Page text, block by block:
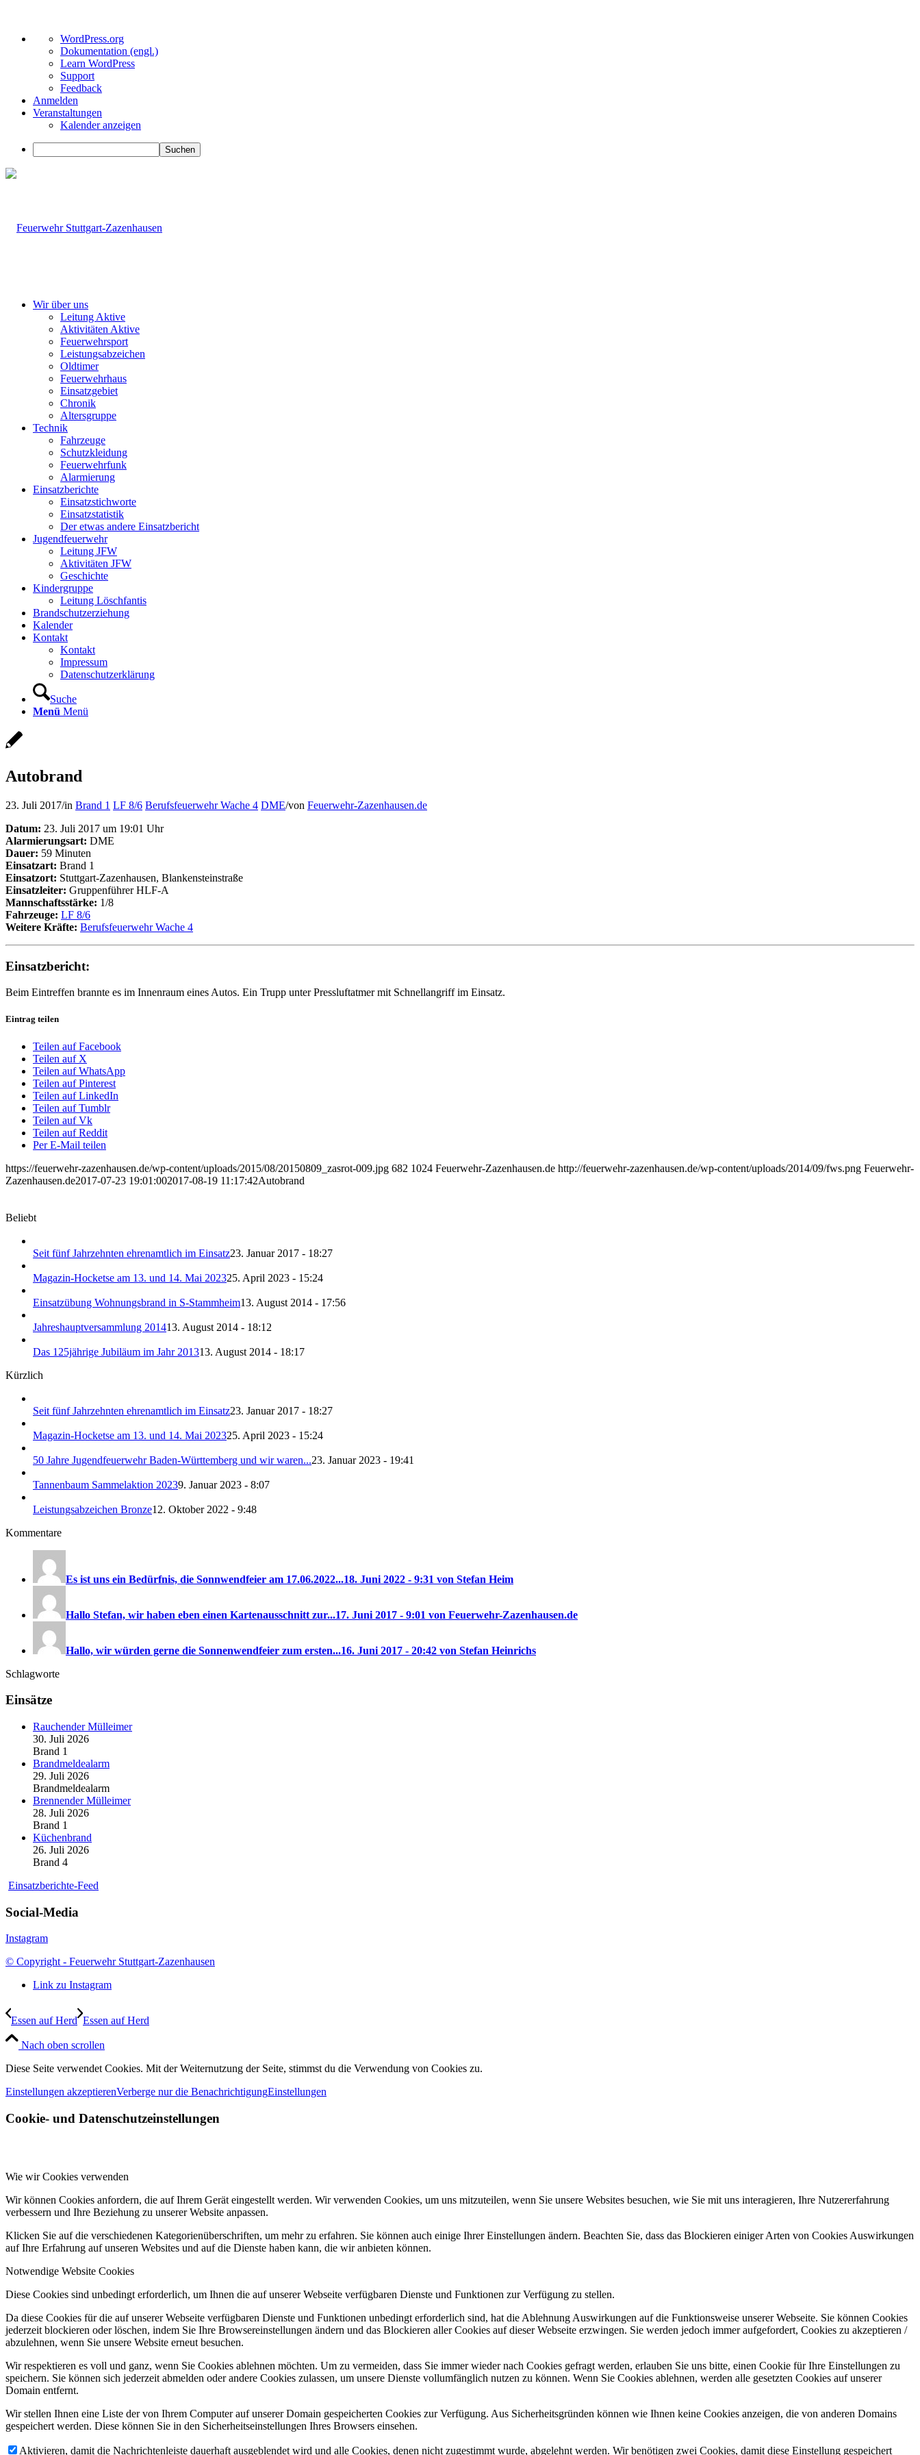
Über
WordPress
WordPress.org
Dokumentation (engl.)
Learn WordPress
Support
Feedback
Anmelden
Veranstaltungen
Kalender anzeigen
Suchen
Wir über uns
Leitung Aktive
Aktivitäten Aktive
Feuerwehrsport
Leistungsabzeichen
Oldtimer
Feuerwehrhaus
Einsatzgebiet
Chronik
Altersgruppe
Technik
Fahrzeuge
Schutzkleidung
Feuerwehrfunk
Alarmierung
Einsatzberichte
Einsatzstichworte
Einsatzstatistik
Der etwas andere Einsatzbericht
Jugendfeuerwehr
Leitung JFW
Aktivitäten JFW
Geschichte
Kindergruppe
Leitung Löschfantis
Brandschutzerziehung
Kalender
Kontakt
Kontakt
Impressum
Datenschutzerklärung
Suche
Menü Menü
Autobrand
23. Juli 2017/in Brand 1 LF 8/6 Berufsfeuerwehr Wache 4 DME/von Feuerwehr-Zazenhausen.de
Datum: 23. Juli 2017 um 19:01 Uhr
Alarmierungsart: DME
Dauer: 59 Minuten
Einsatzart: Brand 1
Einsatzort: Stuttgart-Zazenhausen, Blankensteinstraße
Einsatzleiter: Gruppenführer HLF-A
Mannschaftsstärke: 1/8
Fahrzeuge: LF 8/6
Weitere Kräfte: Berufsfeuerwehr Wache 4
Einsatzbericht:
Beim Eintreffen brannte es im Innenraum eines Autos. Ein Trupp unter Pressluftatmer mit Schnellangriff im Einsatz.
Eintrag teilen
Teilen auf Facebook
Teilen auf X
Teilen auf WhatsApp
Teilen auf Pinterest
Teilen auf LinkedIn
Teilen auf Tumblr
Teilen auf Vk
Teilen auf Reddit
Per E-Mail teilen
https://feuerwehr-zazenhausen.de/wp-content/uploads/2015/08/20150809_zasrot-009.jpg 682 1024 Feuerwehr-Zazenhausen.de http://feuerwehr-zazenhausen.de/wp-content/uploads/2014/09/fws.png Feuerwehr-
Zazenhausen.de2017-07-23 19:01:002017-08-19 11:17:42Autobrand
Beliebt
Seit fünf Jahrzehnten ehrenamtlich im Einsatz23. Januar 2017 - 18:27
Magazin-Hocketse am 13. und 14. Mai 202325. April 2023 - 15:24
Einsatzübung Wohnungsbrand in S-Stammheim13. August 2014 - 17:56
Jahreshauptversammlung 201413. August 2014 - 18:12
Das 125jährige Jubiläum im Jahr 201313. August 2014 - 18:17
Kürzlich
Seit fünf Jahrzehnten ehrenamtlich im Einsatz23. Januar 2017 - 18:27
Magazin-Hocketse am 13. und 14. Mai 202325. April 2023 - 15:24
50 Jahre Jugendfeuerwehr Baden-Württemberg und wir waren...23. Januar 2023 - 19:41
Tannenbaum Sammelaktion 20239. Januar 2023 - 8:07
Leistungsabzeichen Bronze12. Oktober 2022 - 9:48
Kommentare
Es ist uns ein Bedürfnis, die Sonnwendfeier am 17.06.2022...18. Juni 2022 - 9:31 von Stefan Heim
Hallo Stefan, wir haben eben einen Kartenausschnitt zur...17. Juni 2017 - 9:01 von Feuerwehr-Zazenhausen.de
Hallo, wir würden gerne die Sonnenwendfeier zum ersten...16. Juni 2017 - 20:42 von Stefan Heinrichs
Schlagworte
Einsätze
Rauchender Mülleimer
30. Juli 2026
Brand 1
Brandmeldealarm
29. Juli 2026
Brandmeldealarm
Brennender Mülleimer
28. Juli 2026
Brand 1
Küchenbrand
26. Juli 2026
Brand 4
Einsatzberichte-Feed
Social-Media
Instagram
© Copyright - Feuerwehr Stuttgart-Zazenhausen
Link zu Instagram
Essen auf Herd Essen auf Herd
Nach oben scrollen
Diese Seite verwendet Cookies. Mit der Weiternutzung der Seite, stimmst du die Verwendung von Cookies zu.
Einstellungen akzeptierenVerberge nur die BenachrichtigungEinstellungen
Cookie- und Datenschutzeinstellungen
Wie wir Cookies verwenden
Wir können Cookies anfordern, die auf Ihrem Gerät eingestellt werden. Wir verwenden Cookies, um uns mitzuteilen, wenn Sie unsere Websites besuchen, wie Sie mit uns interagieren, Ihre Nutzererfahrung
verbessern und Ihre Beziehung zu unserer Website anpassen.
Klicken Sie auf die verschiedenen Kategorienüberschriften, um mehr zu erfahren. Sie können auch einige Ihrer Einstellungen ändern. Beachten Sie, dass das Blockieren einiger Arten von Cookies Auswirkungen
auf Ihre Erfahrung auf unseren Websites und auf die Dienste haben kann, die wir anbieten können.
Notwendige Website Cookies
Diese Cookies sind unbedingt erforderlich, um Ihnen die auf unserer Webseite verfügbaren Dienste und Funktionen zur Verfügung zu stellen.
Da diese Cookies für die auf unserer Webseite verfügbaren Dienste und Funktionen unbedingt erforderlich sind, hat die Ablehnung Auswirkungen auf die Funktionsweise unserer Webseite. Sie können Cookies
jederzeit blockieren oder löschen, indem Sie Ihre Browsereinstellungen ändern und das Blockieren aller Cookies auf dieser Webseite erzwingen. Sie werden jedoch immer aufgefordert, Cookies zu akzeptieren /
abzulehnen, wenn Sie unsere Website erneut besuchen.
Wir respektieren es voll und ganz, wenn Sie Cookies ablehnen möchten. Um zu vermeiden, dass Sie immer wieder nach Cookies gefragt werden, erlauben Sie uns bitte, einen Cookie für Ihre Einstellungen zu
speichern. Sie können sich jederzeit abmelden oder andere Cookies zulassen, um unsere Dienste vollumfänglich nutzen zu können. Wenn Sie Cookies ablehnen, werden alle gesetzten Cookies auf unserer
Domain entfernt.
Wir stellen Ihnen eine Liste der von Ihrem Computer auf unserer Domain gespeicherten Cookies zur Verfügung. Aus Sicherheitsgründen können wie Ihnen keine Cookies anzeigen, die von anderen Domains
gespeichert werden. Diese können Sie in den Sicherheitseinstellungen Ihres Browsers einsehen.
Aktivieren, damit die Nachrichtenleiste dauerhaft ausgeblendet wird und alle Cookies, denen nicht zugestimmt wurde, abgelehnt werden. Wir benötigen zwei Cookies, damit diese Einstellung gespeichert